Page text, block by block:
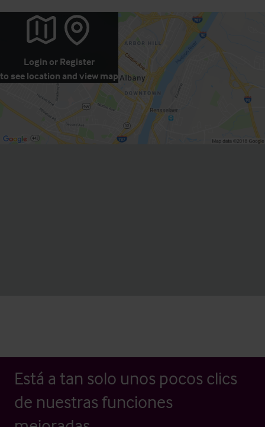
Login or Register
to see location and view map
Está a tan solo unos pocos clics
de nuestras funciones